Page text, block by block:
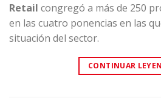
Retail congregó a más de 250
en las cuatro ponencias en las
situación del sector.
CONTINUAR